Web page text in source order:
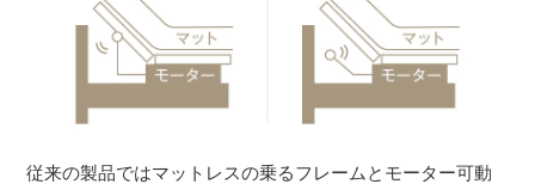
従来の製品ではマットレスの乗るフレームとモーター可動